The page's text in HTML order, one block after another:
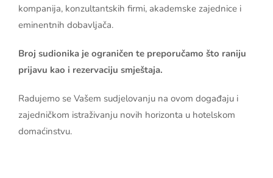
kompanija, konzultantskih firmi, akademske zajednice i
eminentnih dobavljača.
Broj sudionika je ograničen te preporučamo što raniju
prijavu kao i rezervaciju smještaja.
Radujemo se Vašem sudjelovanju na ovom događaju i
zajedničkom istraživanju novih horizonta u hotelskom
domaćinstvu.